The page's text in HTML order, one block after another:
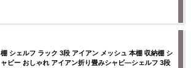
棚 シェルフ ラック 3段 アイアン メッシュ 本棚 収納棚 シ
ャビー おしゃれ アイアン折り畳みシャビ―シェルフ 3段